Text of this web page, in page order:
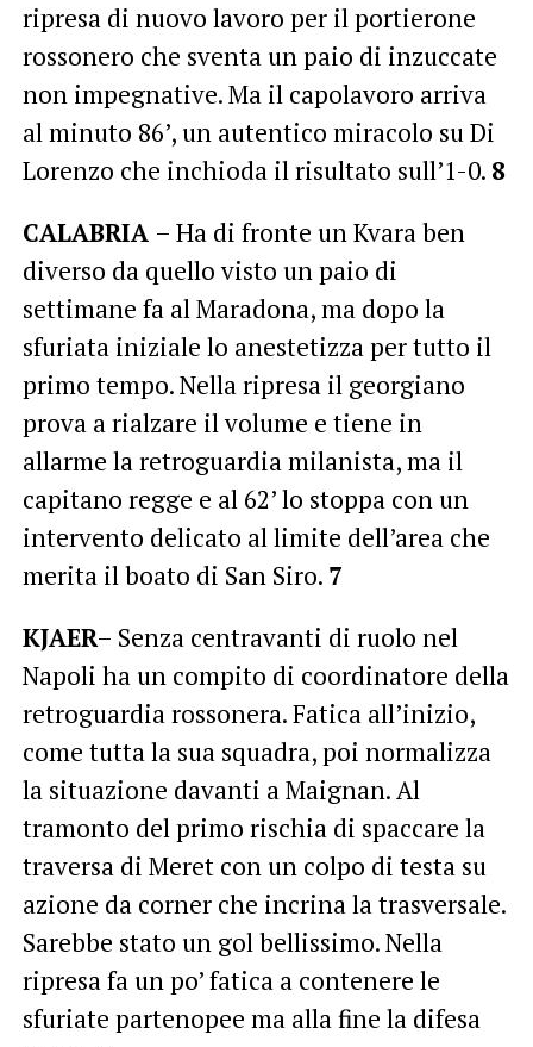
ripresa di nuovo lavoro per il portierone
rossonero che sventa un paio di inzuccate
non impegnative. Ma il capolavoro arriva
al minuto 86’, un autentico miracolo su Di
Lorenzo che inchioda il risultato sull’1-0. 8
CALABRIA – Ha di fronte un Kvara ben
diverso da quello visto un paio di
settimane fa al Maradona, ma dopo la
sfuriata iniziale lo anestetizza per tutto il
primo tempo. Nella ripresa il georgiano
prova a rialzare il volume e tiene in
allarme la retroguardia milanista, ma il
capitano regge e al 62’ lo stoppa con un
intervento delicato al limite dell’area che
merita il boato di San Siro. 7
KJAER– Senza centravanti di ruolo nel
Napoli ha un compito di coordinatore della
retroguardia rossonera. Fatica all’inizio,
come tutta la sua squadra, poi normalizza
la situazione davanti a Maignan. Al
tramonto del primo rischia di spaccare la
traversa di Meret con un colpo di testa su
azione da corner che incrina la trasversale.
Sarebbe stato un gol bellissimo. Nella
ripresa fa un po’ fatica a contenere le
sfuriate partenopee ma alla fine la difesa